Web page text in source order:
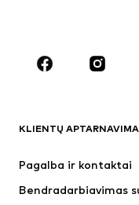
Aksesuarai
Naujienos
Marškinėliai ir palaidinės
Striukės
KLIENTŲ
Pagalba ir kontaktai
Bendradarbiavimas